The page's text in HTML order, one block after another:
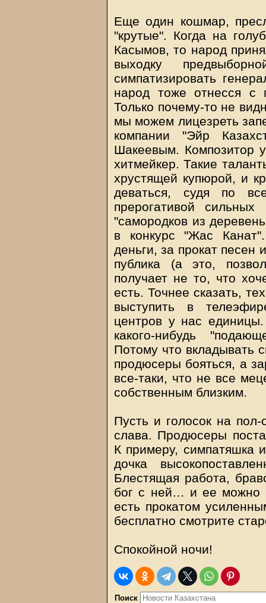
Еще один кошмар,
"крутые". Когда на
Касымов, то народ
выходку
симпатизировать
народ тоже отнесся с
Только почему-то не
мы можем лицезреть
компании "Эйр
Шакеевым. Композитор
хитмейкер. Такие
хрустящей купюрой, и
деваться, судя по
прерогативой
"самородков из
в конкурс "Жас
деньги, за прокат песен
публика (а это,
получает не то, что
есть. Точнее сказать,
выступить в
центров у нас
какого-нибудь
Потому что вкладывать
продюсеры бояться, а
все-таки, что не все
собственным близким.
Пусть и голосок на
слава. Продюсеры
К примеру, симпатяшка
дочка
Блестящая работа,
бог с ней… и ее можно
есть прокатом
бесплатно смотрите
Спокойной ночи!
Поиск